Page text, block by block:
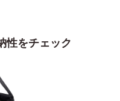
性をチェック